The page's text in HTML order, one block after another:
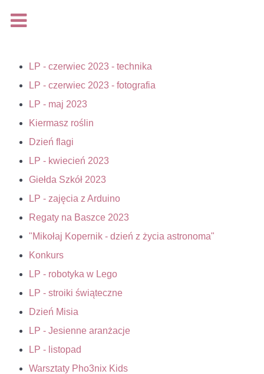
ochrony osób fizycznych w związku z przetwarzaniem
danych osobowych i w sprawie swobodnego przepływu
takich danych oraz uchylenia dyrektywy 95/46/WE, (Dz. Urz.
UE L 119 z 04.05.2016, s.1), zwanego jako ,,RODO"
udostępniam
Rozumiem
Więcej...
LP - czerwiec 2023 - technika
LP - czerwiec 2023 - fotografia
LP - maj 2023
Kiermasz roślin
Dzień flagi
LP - kwiecień 2023
Giełda Szkół 2023
LP - zajęcia z Arduino
Regaty na Baszce 2023
"Mikołaj Kopernik - dzień z życia astronoma"
Konkurs
LP - robotyka w Lego
LP - stroiki świąteczne
Dzień Misia
LP - Jesienne aranżacje
LP - listopad
Warsztaty Pho3nix Kids